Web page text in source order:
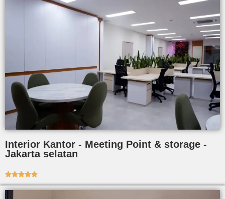
Interior Kantor - Meeting Point & storage -
Jakarta selatan
